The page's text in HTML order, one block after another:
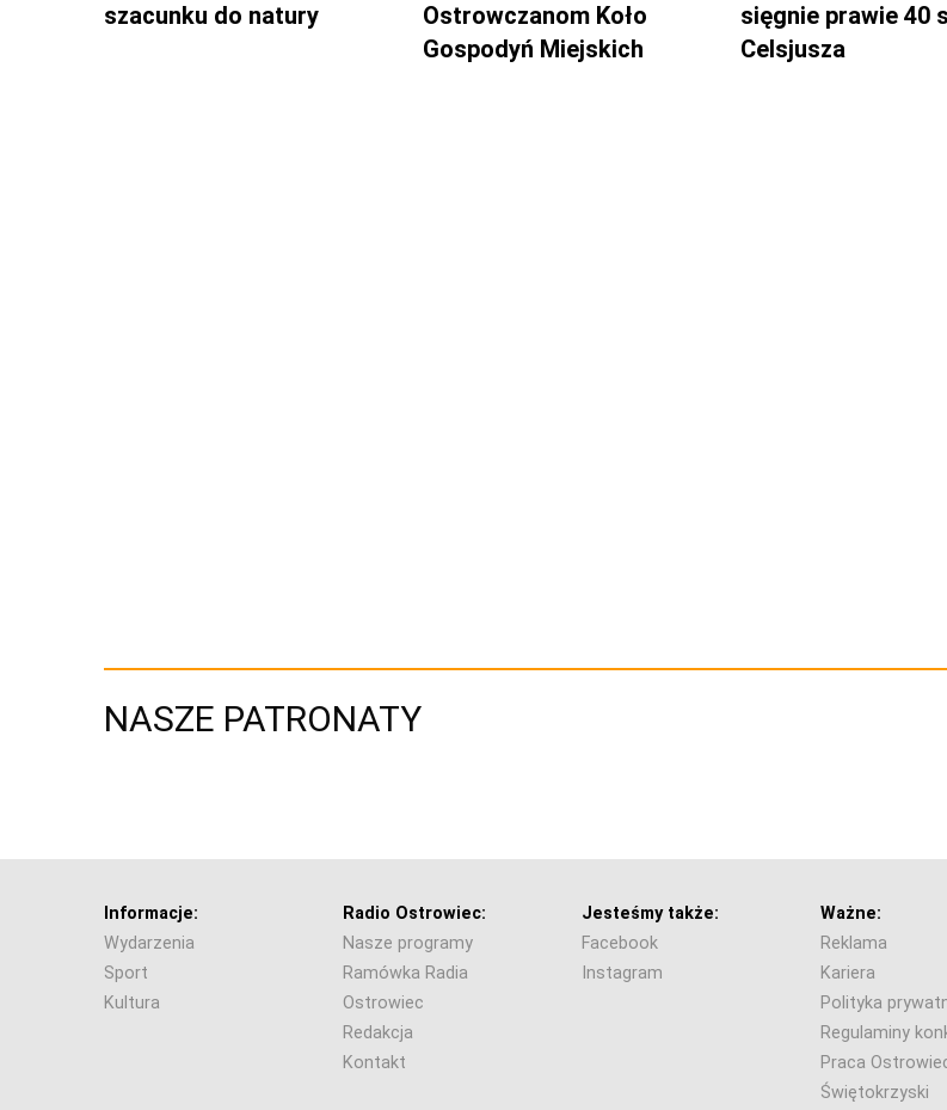
szacunku do natury
Ostrowczanom Koło
Gospodyń Miejskich
sięgnie prawie 40
Celsjusza
NASZE PATRONATY
Informacje:
Wydarzenia
Sport
Kultura
Radio Ostrowiec:
Nasze programy
Ramówka Radia
Ostrowiec
Redakcja
Kontakt
Jesteśmy także:
Facebook
Instagram
Ważne:
Reklama
Kariera
Polityka
Regulaminy
Praca
Świętokrzyski